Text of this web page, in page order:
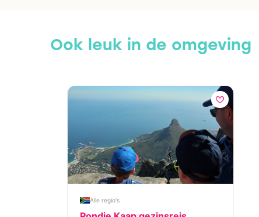
Ook leuk in de omgeving
Alle regio's